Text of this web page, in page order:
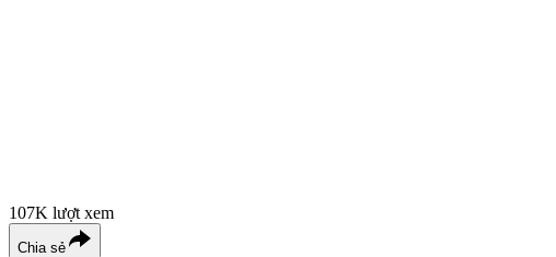
107K lượt xem
Chia sẻ